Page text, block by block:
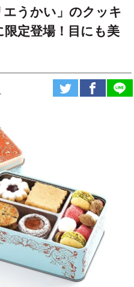
エうかい」のクッキ
定登場！目にも美